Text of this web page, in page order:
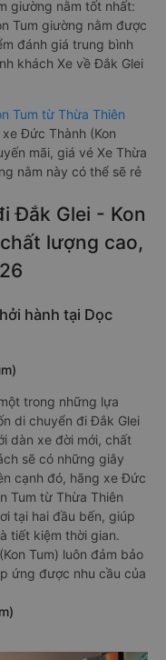
giường nằm tốt nhất:
Tum giường nằm được
đánh giá trung bình
khách Xe về Đắk Glei
Tum từ Thừa Thiên
Đức Thành (Kon
mãi, giá vé Xe Thừa
nằm này có thể sẽ rẻ
Đắk Glei - Kon
lượng cao,
hành tại Dọc
trong những lựa
di chuyển đi Đắk Glei
dàn xe đời mới, chất
sẽ có những giây
cạnh đó, hãng xe Đức
Tum từ Thừa Thiên
tại hai đầu bến, giúp
tiết kiệm thời gian.
Tum) luôn đảm bảo
ứng được nhu cầu của